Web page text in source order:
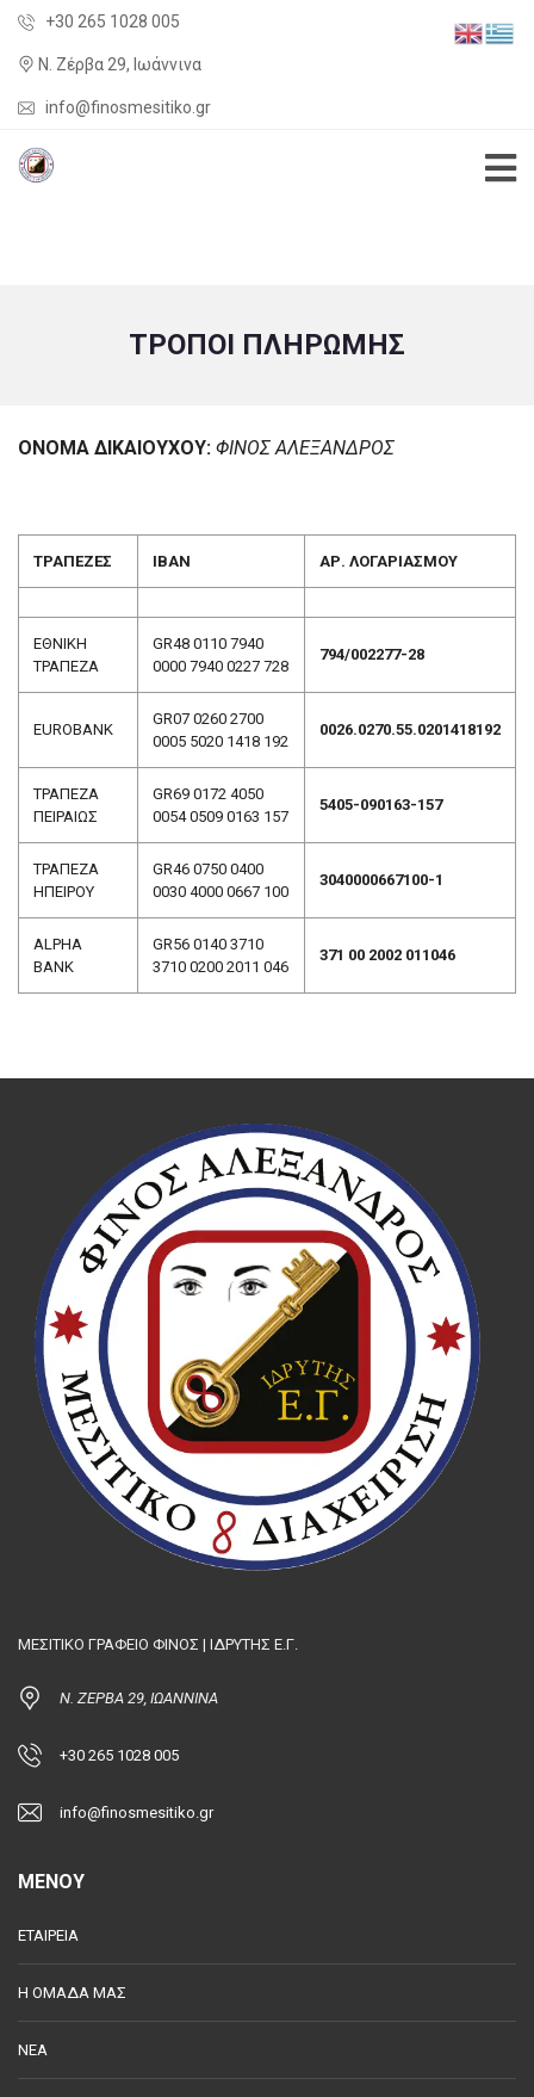
+30 265 1028 005
Ν. Ζέρβα 29, Ιωάννινα
info@finosmesitiko.gr
ΤΡΟΠΟΙ ΠΛΗΡΩΜΗΣ
ΟΝΟΜΑ ΔΙΚΑΙΟΥΧΟΥ: ΦΙΝΟΣ ΑΛΕΞΑΝΔΡΟΣ
ΤΡΑΠΕΖΕΣ ΙΒΑΝ ΑΡ. ΛΟΓΑΡΙΑΣΜΟΥ
ΕΘΝΙΚΗ
ΤΡΑΠΕΖΑ
GR48 0110 7940
0000 7940 0227 728
794/002277-28
EUROBANK
GR07 0260 2700
0005 5020 1418 192
0026.0270.55.0201418192
ΤΡΑΠΕΖΑ
ΠΕΙΡΑΙΩΣ
GR69 0172 4050
0054 0509 0163 157
5405-090163-157
ΤΡΑΠΕΖΑ
ΗΠΕΙΡΟΥ
GR46 0750 0400
0030 4000 0667 100
3040000667100-1
ALPHA
BANK
GR56 0140 3710
3710 0200 2011 046
371 00 2002 011046
ΜΕΣΙΤΙΚΟ ΓΡΑΦΕΙΟ ΦΙΝΟΣ | ΙΔΡΥΤΗΣ Ε.Γ.
Ν. ΖΕΡΒΑ 29, ΙΩΑΝΝΙΝΑ
+30 265 1028 005
info@finosmesitiko.gr
MENOY
ΕΤΑΙΡΕΙΑ
Η ΟΜΑΔΑ ΜΑΣ
ΝΕΑ